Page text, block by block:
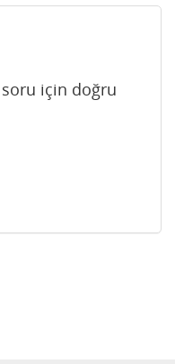
için doğru